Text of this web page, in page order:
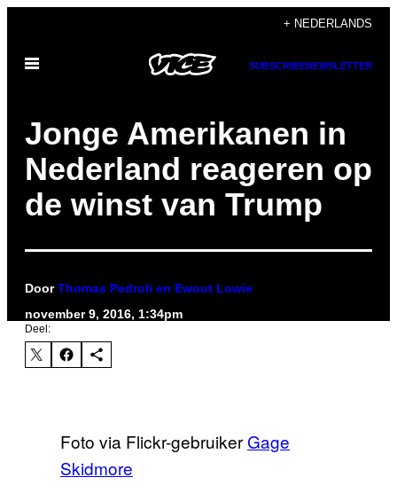
de
+ NEDERLANDS
Open
SUBSCRIBENEWSLETTER
Jonge Amerikanen in
Nederland reageren op
de winst van Trump
DoorThomas Pedroli en Ewout Lowie
november 9, 2016, 1:34pm
Deel:
Foto via Flickr-gebruiker Gage
Skidmore